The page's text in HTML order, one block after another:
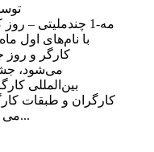
توسط
مه-1 چندملیتی –
با نام‌های اول
کارگر و روز
می‌شود،
بین‌المللی
کارگران و طبقات
می جشن گرفته می‌شود. 1 (م...